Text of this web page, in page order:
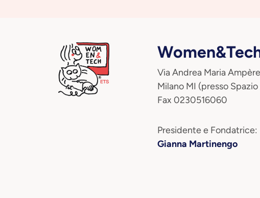
Via Andrea Maria
Milano MI (presso
Fax 0230516060
Presidente e Fondatrice:
Gianna Martinengo